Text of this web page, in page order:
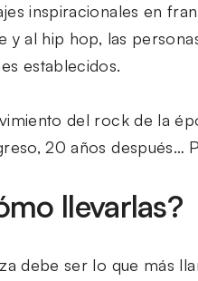
inspiracionales en
y al hip hop, las
establecidos.
del rock de la
20 años después…
llevarlas?
debe ser lo que más